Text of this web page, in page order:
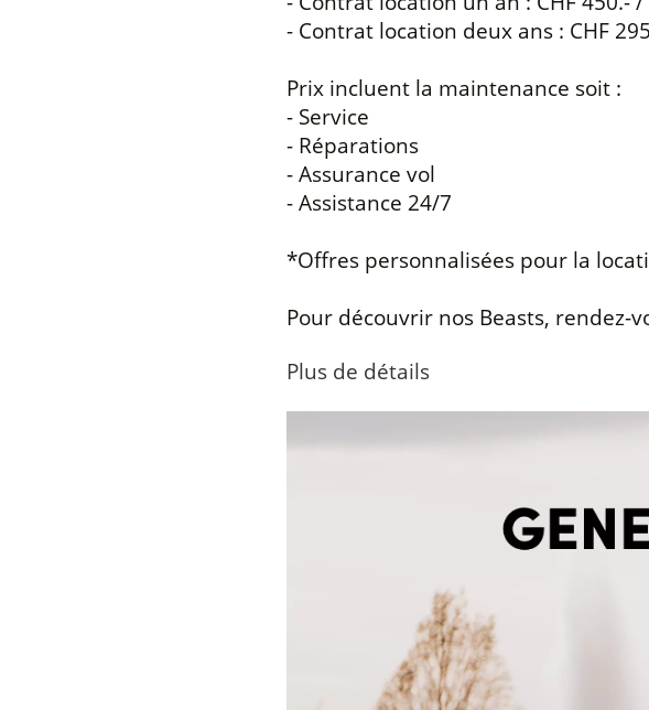
- Contrat location deux ans : CHF
Prix incluent la maintenance soit :
- Service
- Réparations
- Assurance vol
- Assistance 24/7
*Offres personnalisées pour la
Pour découvrir nos Beasts, rendez-
Plus de détails